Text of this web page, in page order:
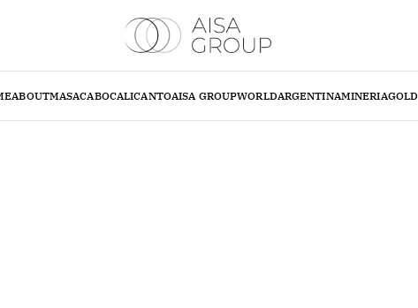
ABOUTMASACABOCALICANTOAISA GROUPWORLDARGENTINAMINERIAGOLD